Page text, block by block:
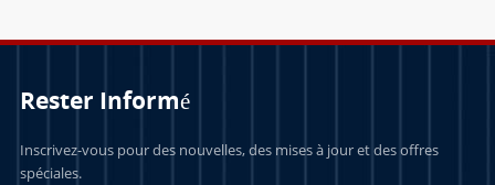
Rester Informé
Inscrivez-vous pour des nouvelles, des mises à jour et des offres
spéciales.